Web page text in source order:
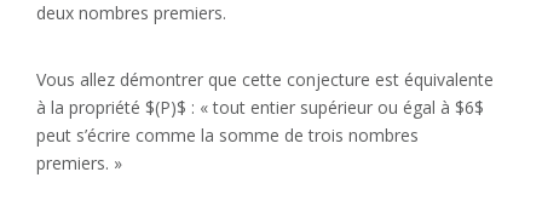
deux nombres premiers.
Vous allez démontrer que cette conjecture est équivalente
à la propriété $(P)$ : « tout entier supérieur ou égal à $6$
peut s’écrire comme la somme de trois nombres
premiers. »